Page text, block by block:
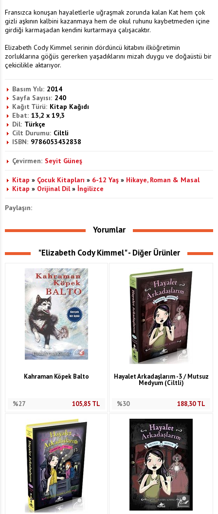
Fransızca konuşan hayaletlerle uğraşmak zorunda kalan Kat hem çok
gizli aşkının kalbini kazanmaya hem de okul ruhunu kaybetmeden içine
girdiği karmaşadan kendini kurtarmaya çalışacaktır.
Elizabeth Cody Kimmel serinin dördüncü kitabını ilköğretimin
zorluklarına göğüs gererken yaşadıklarını mizah duygu ve doğaüstü bir
çekicilikle aktarıyor.
Basım Yılı: 2014
Sayfa Sayısı: 240
Kağıt Türü: Kitap Kağıdı
Ebat: 13,2 x 19,3
Dil: Türkçe
Cilt Durumu: Ciltli
ISBN: 9786053432838
Çevirmen: Seyit Güneş
Kitap » Çocuk Kitapları » 6-12 Yaş » Hikaye, Roman & Masal
Kitap » Orijinal Dil» İngilizce
Paylaşın:
Yorumlar
"Elizabeth Cody Kimmel" - Diğer Ürünler
Kahraman Köpek Balto
%27 105,85TL
Hayalet Arkadaşlarım -3 / Mutsuz
Medyum (Ciltli)
%30 188,30TL